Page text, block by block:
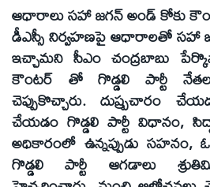
ఆధారాలు సహా జగన్ అండ్ కోకు
డీఎస్సీ నిర్వహణపై ఆధారాలతో సహా
ఇచ్చామని సీఎం చంద్రబాబు
కౌంటర్ తో గొడ్డలి పార్టీ
చెప్పుకొచ్చారు. దుష్ప్రచారం
చేయడం గొడ్డలి పార్టీ విధానం,
అధికారంలో ఉన్నప్పుడు సహనం,
గొడ్డలి పార్టీ ఆగడాలు